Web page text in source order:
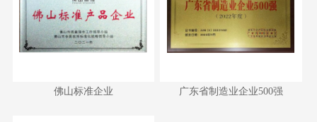
佛山标准企业
佛山标准企业 广东省制造业企业500强
广东省制造业企业500强